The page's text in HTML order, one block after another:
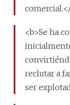
<b>Se ha
reclutar a
ser